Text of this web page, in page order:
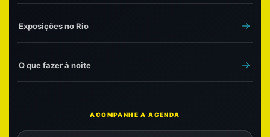
Exposições no Rio
O que fazer à noite
ACOMPANHE A AGENDA